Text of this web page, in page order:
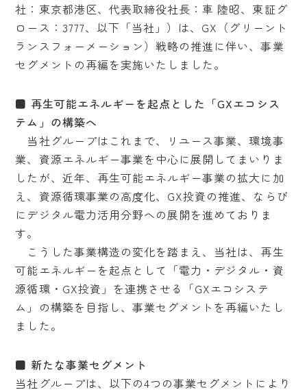
社：東京都港区、代表取締役社長：車 陸昭、東証グ
ロース：3777、以下「当社」）は、GX（グリーント
ランスフォーメーション）戦略の推進に伴い、事業
セグメントの再編を実施いたしました。
■ 再生可能エネルギーを起点とした「GXエコシス
テム」の構築へ
当社グループはこれまで、リユース事業、環境事
業、資源エネルギー事業を中心に展開してまいりま
したが、近年、再生可能エネルギー事業の拡大に加
え、資源循環事業の高度化、GX投資の推進、ならび
にデジタル電力活用分野への展開を進めておりま
す。
こうした事業構造の変化を踏まえ、当社は、再生
可能エネルギーを起点として「電力・デジタル・資
源循環・GX投資」を連携させる「GXエコシステ
ム」の構築を目指し、事業セグメントを再編いたし
ました。
■ 新たな事業セグメント
当社グループは、以下の4つの事業セグメントにより